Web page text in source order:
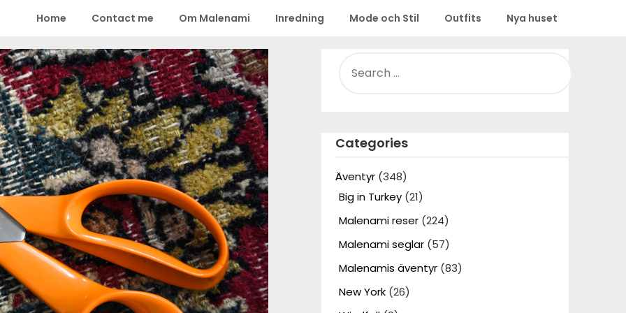
Home Contact me Om Malenami Inredning Mode och Stil Outfits Nya huset
FOR:
Categories
Äventyr(348)
Big in Turkey(21)
Malenami reser(224)
Malenami seglar(57)
Malenamis äventyr(83)
New York(26)